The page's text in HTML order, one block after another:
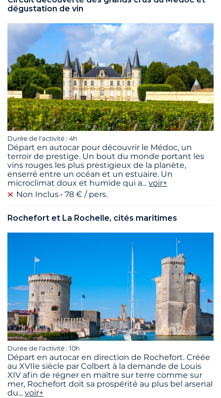
dégustation de vin
Durée de l'activité : 4h
Départ en autocar pour découvrir le Médoc, un
terroir de prestige. Un bout du monde portant les
vins rouges les plus prestigieux de la planète,
enserré entre un océan et un estuaire. Un
microclimat doux et humide qui a... voir+
Non Inclus
78 € / pers.
Rochefort et La Rochelle, cités maritimes
Durée de l'activité : 10h
Départ en autocar en direction de Rochefort. Créée
au XVIIe siècle par Colbert à la demande de Louis
XIV afin de régner en maître sur terre comme sur
mer, Rochefort doit sa prospérité au plus bel arsenal
du... voir+